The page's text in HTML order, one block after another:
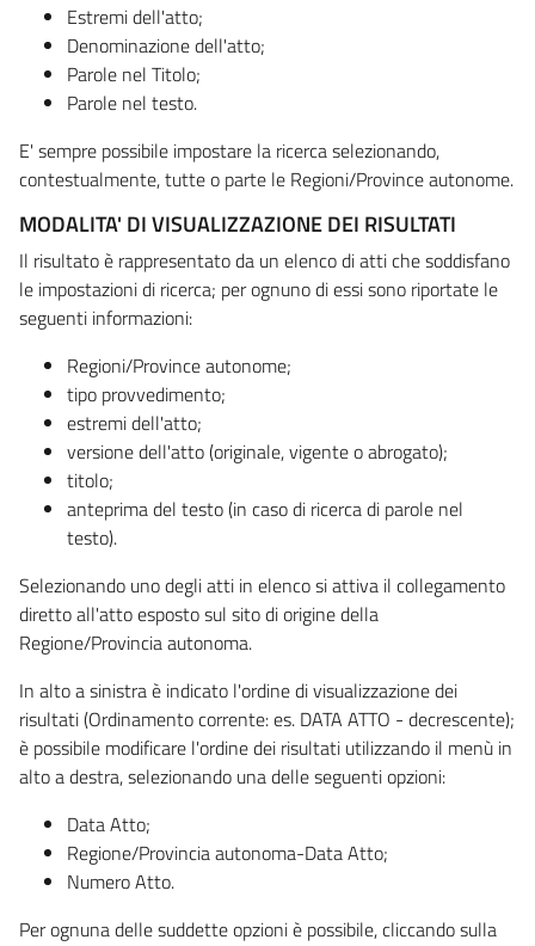
Estremi dell'atto;
Denominazione dell'atto;
Parole nel Titolo;
Parole nel testo.
E' sempre possibile impostare la ricerca selezionando,
contestualmente, tutte o parte le Regioni/Province autonome.
MODALITA' DI VISUALIZZAZIONE DEI RISULTATI
Il risultato è rappresentato da un elenco di atti che soddisfano
le impostazioni di ricerca; per ognuno di essi sono riportate le
seguenti informazioni:
Regioni/Province autonome;
tipo provvedimento;
estremi dell'atto;
versione dell'atto (originale, vigente o abrogato);
titolo;
anteprima del testo (in caso di ricerca di parole nel
testo).
Selezionando uno degli atti in elenco si attiva il collegamento
diretto all'atto esposto sul sito di origine della
Regione/Provincia autonoma.
In alto a sinistra è indicato l'ordine di visualizzazione dei
risultati (Ordinamento corrente: es. DATA ATTO - decrescente);
è possibile modificare l'ordine dei risultati utilizzando il menù in
alto a destra, selezionando una delle seguenti opzioni:
Data Atto;
Regione/Provincia autonoma-Data Atto;
Numero Atto.
Per ognuna delle suddette opzioni è possibile, cliccando sulla